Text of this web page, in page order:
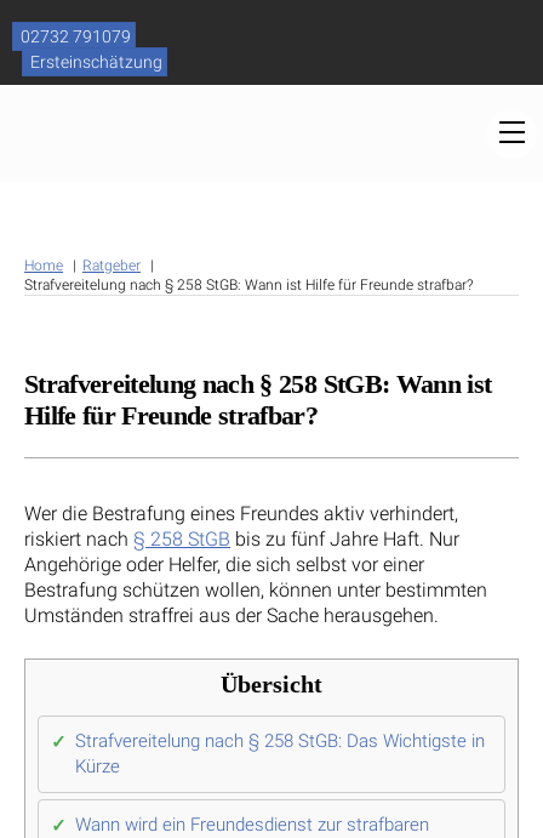
content
02732 791079
Ersteinschätzung
Home
Ratgeber
Strafvereitelung nach § 258 StGB: Wann ist Hilfe für Freunde strafbar?
Strafvereitelung nach § 258 StGB: Wann ist
Hilfe für Freunde strafbar?
Wer die Bestrafung eines Freundes aktiv verhindert,
riskiert nach § 258 StGB bis zu fünf Jahre Haft. Nur
Angehörige oder Helfer, die sich selbst vor einer
Bestrafung schützen wollen, können unter bestimmten
Umständen straffrei aus der Sache herausgehen.
Übersicht
Strafvereitelung nach § 258 StGB: Das Wichtigste in
Kürze
Wann wird ein Freundesdienst zur strafbaren